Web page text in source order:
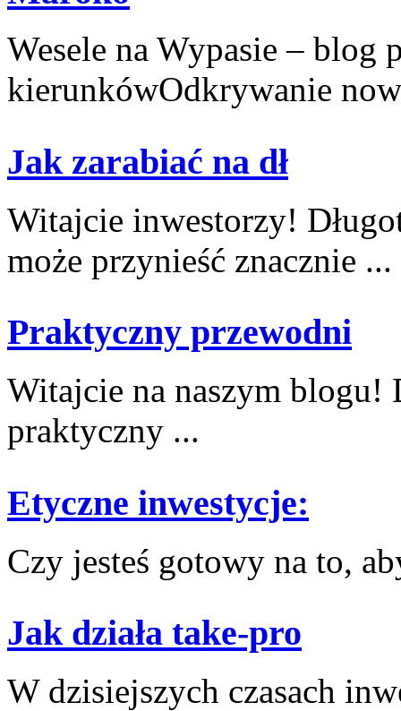
Wesele na Wypasie – blog
kierunkówOdkrywanie
Jak zarabiać na dł
Witajcie inwestorzy!
może przynieść ⁢znacznie ...
Praktyczny przewodni
Witajcie na‌ naszym blogu!​
⁢praktyczny ...
Etyczne inwestycje:
Czy jesteś gotowy na ‌to,
Jak działa take-pro
W dzisiejszych​ czasach